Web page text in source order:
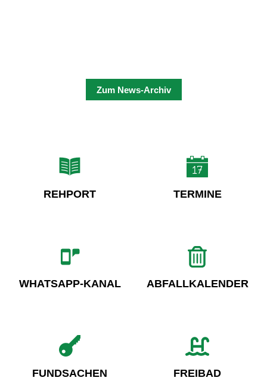
Zum News-Archiv
REHPORT TERMINE
WHATSAPP-KANAL ABFALLKALENDER
FUNDSACHEN FREIBAD